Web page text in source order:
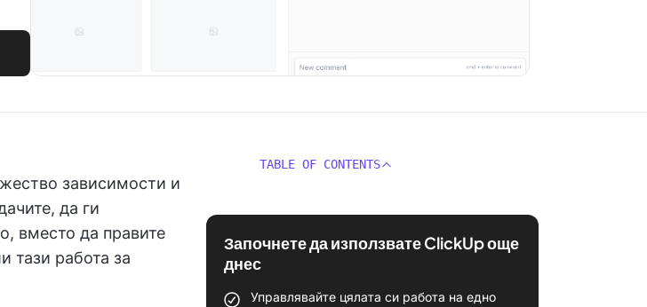
зависимости и
да ги
вместо да правите
тази работа за
TABLE OF CONTENTS
Започнете да използвате ClickUp още
днес
Управлявайте цялата си работа на едно